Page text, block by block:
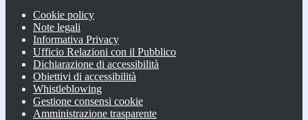
Cookie policy
Note legali
Informativa Privacy
Ufficio Relazioni con il Pubblico
Dichiarazione di accessibilità
Obiettivi di accessibilità
Whistleblowing
Gestione consensi cookie
Amministrazione trasparente